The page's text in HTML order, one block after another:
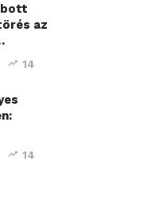
az
14
14